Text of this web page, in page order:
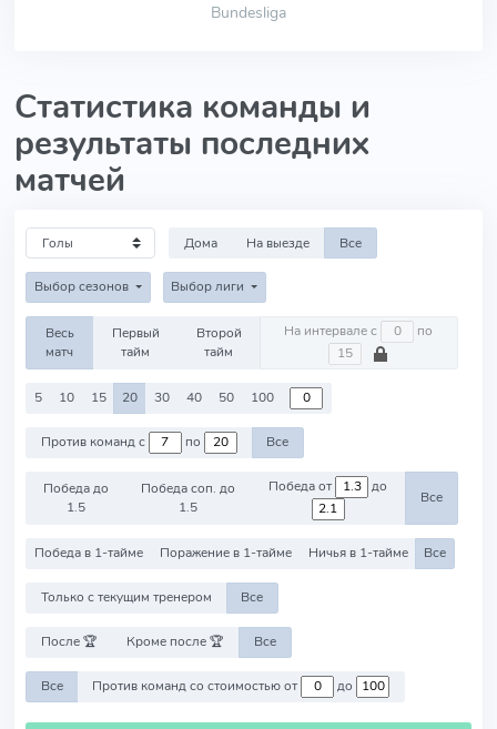
Bundesliga
Статистика команды и
результаты последних
матчей
Дома На выезде Все
Выбор сезонов Выбор лиги
Весь
матч
Первый
тайм
Второй
тайм
На интервале с по
5 10 15 20 30 40 50 100
Против команд с по Все
Победа до
1.5
Победа соп. до
1.5
Победа от до
Все
Победа в 1-тайме Поражение в 1-тайме Ничья в 1-тайме Все
Только с текущим тренером Все
После 🏆 Кроме после 🏆 Все
Все Против команд со стоимостью от до